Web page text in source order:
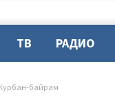
ТВ РАДИО
байрам